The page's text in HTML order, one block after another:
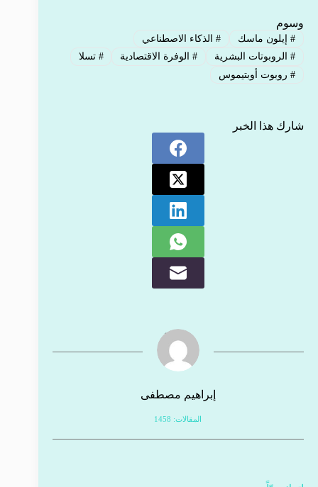
وسوم
#إيلون ماسك #الذكاء الاصطناعي
#الروبوتات البشرية #الوفرة الاقتصادية # تسلا
#روبوت أوبتيموس
شارك هذا الخبر
إبراهيم مصطفى
المقالات: 1458